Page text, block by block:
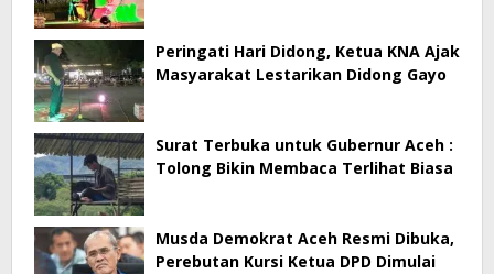
Peringati Hari Didong, Ketua KNA Ajak
Masyarakat Lestarikan Didong Gayo
Surat Terbuka untuk Gubernur Aceh :
Tolong Bikin Membaca Terlihat Biasa
Musda Demokrat Aceh Resmi Dibuka,
Perebutan Kursi Ketua DPD Dimulai